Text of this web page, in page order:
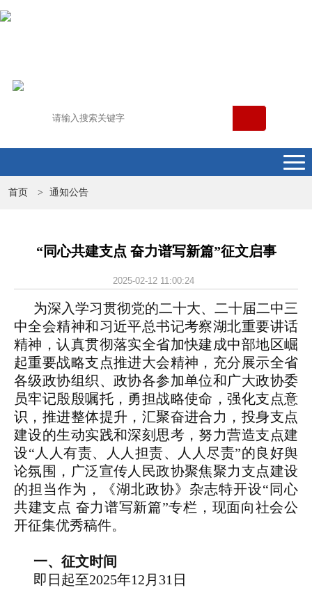
首页 > 通知公告
“同心共建支点 奋力谱写新篇”征文启事
2025-02-12 11:00:24
为深入学习贯彻党的二十大、二十届二中三
中全会精神和习近平总书记考察湖北重要讲话
精神，认真贯彻落实全省加快建成中部地区崛
起重要战略支点推进大会精神，充分展示全省
各级政协组织、政协各参加单位和广大政协委
员牢记殷殷嘱托，勇担战略使命，强化支点意
识，推进整体提升，汇聚奋进合力，投身支点
建设的生动实践和深刻思考，努力营造支点建
设“人人有责、人人担责、人人尽责”的良好舆
论氛围，广泛宣传人民政协聚焦聚力支点建设
的担当作为，《湖北政协》杂志特开设“同心
共建支点 奋力谱写新篇”专栏，现面向社会公
开征集优秀稿件。
一、征文时间
即日起至2025年12月31日